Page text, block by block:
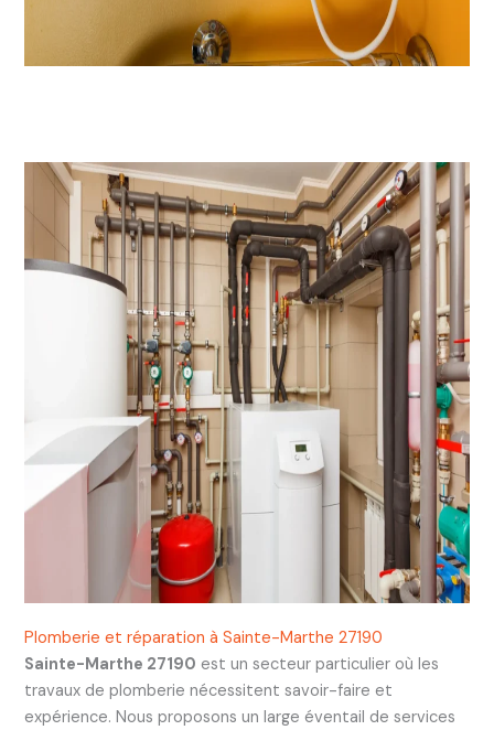
Plomberie et réparation à Sainte-Marthe 27190
Sainte-Marthe 27190 est un secteur particulier où les
travaux de plomberie nécessitent savoir-faire et
expérience. Nous proposons un large éventail de services